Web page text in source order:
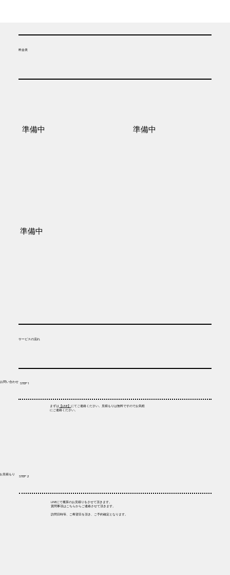
​料金表
​準備中 ​準備中
​準備中
​サービスの流れ
STEP 1
STEP 2
​お問い合わせ
まずは 【LINE】にてご連絡ください。見積もりは無料ですのでお気軽
にご連絡ください。
​お見積もり
LINEにて概算のお見積りをさせて頂きます。
質問事項はこちらからご連絡させて頂きます。
訪問日時等、ご希望日を頂き、ご予約確定となります。